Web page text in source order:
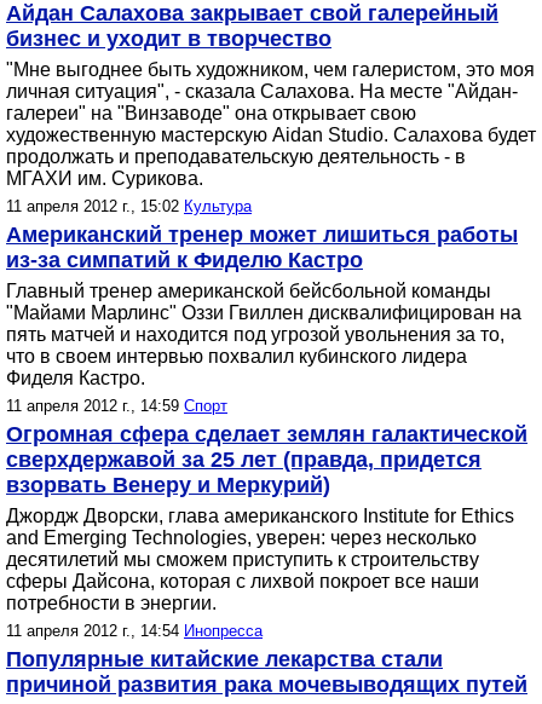
Айдан Салахова закрывает свой галерейный
бизнес и уходит в творчество
"Мне выгоднее быть художником, чем галеристом, это моя
личная ситуация", - сказала Салахова. На месте "Айдан-
галереи" на "Винзаводе" она открывает свою
художественную мастерскую Aidan Studio. Салахова будет
продолжать и преподавательскую деятельность - в
МГАХИ им. Сурикова.
11 апреля 2012 г., 15:02 Культура
Американский тренер может лишиться работы
из-за симпатий к Фиделю Кастро
Главный тренер американской бейсбольной команды
"Майами Марлинс" Оззи Гвиллен дисквалифицирован на
пять матчей и находится под угрозой увольнения за то,
что в своем интервью похвалил кубинского лидера
Фиделя Кастро.
11 апреля 2012 г., 14:59 Спорт
Огромная сфера сделает землян галактической
сверхдержавой за 25 лет (правда, придется
взорвать Венеру и Меркурий)
Джордж Дворски, глава американского Institute for Ethics
and Emerging Technologies, уверен: через несколько
десятилетий мы сможем приступить к строительству
сферы Дайсона, которая с лихвой покроет все наши
потребности в энергии.
11 апреля 2012 г., 14:54 Инопресса
Популярные китайские лекарства стали
причиной развития рака мочевыводящих путей